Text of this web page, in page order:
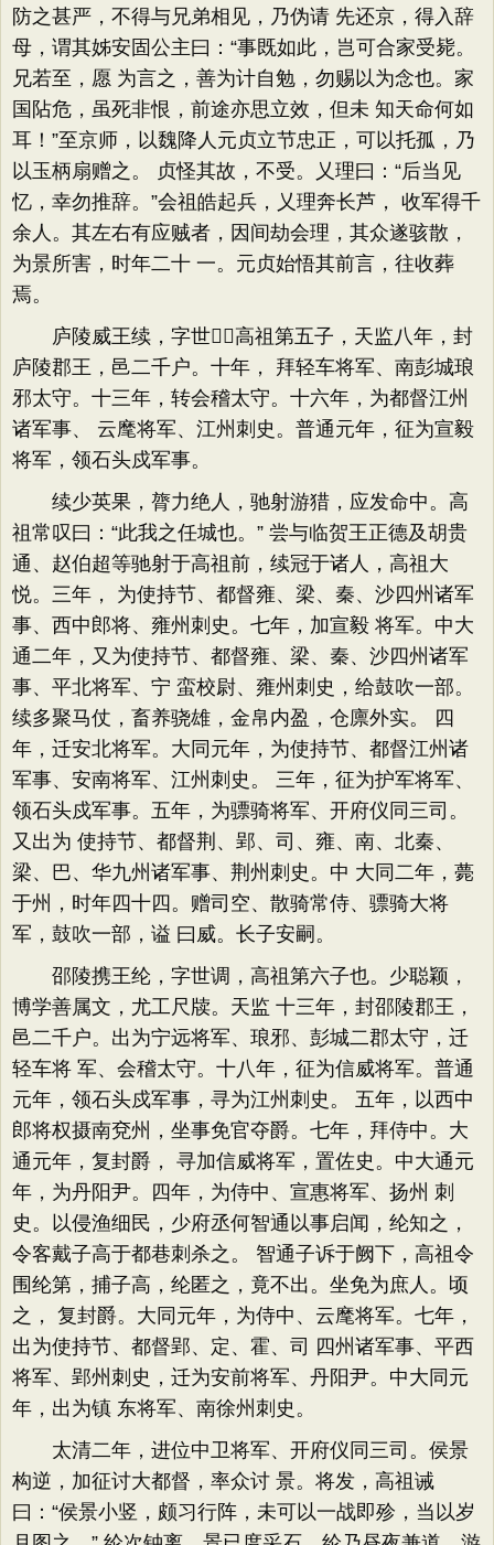
防之甚严，不得与兄弟相见，乃伪请 先还京，得入辞
母，谓其姊安固公主曰：“事既如此，岂可合家受毙。
兄若至，愿 为言之，善为计自勉，勿赐以为念也。家
国阽危，虽死非恨，前途亦思立效，但未 知天命何如
耳！”至京师，以魏降人元贞立节忠正，可以托孤，乃
以玉柄扇赠之。 贞怪其故，不受。乂理曰：“后当见
忆，幸勿推辞。”会祖皓起兵，乂理奔长芦， 收军得千
余人。其左右有应贼者，因间劫会理，其众遂骇散，
为景所害，时年二十 一。元贞始悟其前言，往收葬
焉。
庐陵威王续，字世，高祖第五子，天监八年，封
庐陵郡王，邑二千户。十年， 拜轻车将军、南彭城琅
邪太守。十三年，转会稽太守。十六年，为都督江州
诸军事、 云麾将军、江州刺史。普通元年，征为宣毅
将军，领石头戍军事。
续少英果，膂力绝人，驰射游猎，应发命中。高
祖常叹曰：“此我之任城也。” 尝与临贺王正德及胡贵
通、赵伯超等驰射于高祖前，续冠于诸人，高祖大
悦。三年， 为使持节、都督雍、梁、秦、沙四州诸军
事、西中郎将、雍州刺史。七年，加宣毅 将军。中大
通二年，又为使持节、都督雍、梁、秦、沙四州诸军
事、平北将军、宁 蛮校尉、雍州刺史，给鼓吹一部。
续多聚马仗，畜养骁雄，金帛内盈，仓廪外实。 四
年，迁安北将军。大同元年，为使持节、都督江州诸
军事、安南将军、江州刺史。 三年，征为护军将军、
领石头戍军事。五年，为骠骑将军、开府仪同三司。
又出为 使持节、都督荆、郢、司、雍、南、北秦、
梁、巴、华九州诸军事、荆州刺史。中 大同二年，薨
于州，时年四十四。赠司空、散骑常侍、骠骑大将
军，鼓吹一部，谥 曰威。长子安嗣。
邵陵携王纶，字世调，高祖第六子也。少聪颖，
博学善属文，尤工尺牍。天监 十三年，封邵陵郡王，
邑二千户。出为宁远将军、琅邪、彭城二郡太守，迁
轻车将 军、会稽太守。十八年，征为信威将军。普通
元年，领石头戍军事，寻为江州刺史。 五年，以西中
郎将权摄南兗州，坐事免官夺爵。七年，拜侍中。大
通元年，复封爵， 寻加信威将军，置佐史。中大通元
年，为丹阳尹。四年，为侍中、宣惠将军、扬州 刺
史。以侵渔细民，少府丞何智通以事启闻，纶知之，
令客戴子高于都巷刺杀之。 智通子诉于阙下，高祖令
围纶第，捕子高，纶匿之，竟不出。坐免为庶人。顷
之， 复封爵。大同元年，为侍中、云麾将军。七年，
出为使持节、都督郢、定、霍、司 四州诸军事、平西
将军、郢州刺史，迁为安前将军、丹阳尹。中大同元
年，出为镇 东将军、南徐州刺史。
太清二年，进位中卫将军、开府仪同三司。侯景
构逆，加征讨大都督，率众讨 景。将发，高祖诫
曰：“侯景小竖，颇习行阵，未可以一战即殄，当以岁